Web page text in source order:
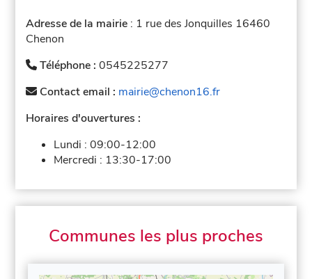
Adresse de la mairie : 1 rue des Jonquilles 16460
Chenon
Téléphone :0545225277
Contact email : mairie@chenon16.fr
Horaires d'ouvertures :
Lundi :09:00-12:00
Mercredi : 13:30-17:00
Communes les plus proches